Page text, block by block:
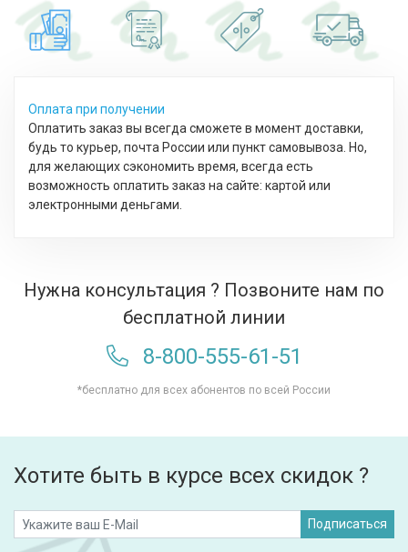
Оплата при получении
Оплатить заказ вы всегда сможете в момент доставки,
будь то курьер, почта России или пункт самовывоза. Но,
для желающих сэкономить время, всегда есть
возможность оплатить заказ на сайте: картой или
электронными деньгами.
Нужна консультация ? Позвоните нам по
бесплатной линии
8-800-555-61-51
*бесплатно для всех абонентов по всей России
Хотите быть в курсе всех скидок ?
Подписаться